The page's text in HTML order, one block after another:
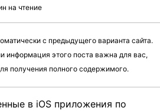
на чтение
с предыдущего варианта сайта.
информация этого поста важна для вас,
получения полного содержимого.
в iOS приложения по